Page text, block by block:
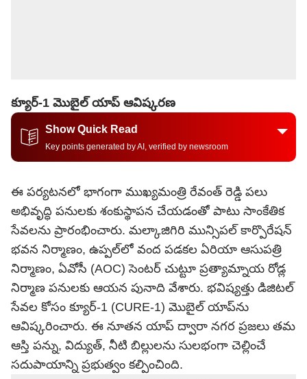
క్యూర్-1 మొబైల్ యాప్‌ ఆవిష్కరణ
Show Quick Read
Key points generated by AI, verified by newsroom
ఈ పర్యటనలో భాగంగా ముఖ్యమంత్రి రేవంత్ రెడ్డి పలు
అభివృద్ధి పనులకు శంకుస్థాపన చేయడంతో పాటు సాంకేతిక
సేవలను ప్రారంభించారు. మల్కాజిగిరి మున్సిపల్ కార్పొరేషన్
భవన నిర్మాణం, ఉప్పల్‌లో వంద పడకల ఏరియా ఆసుపత్రి
నిర్మాణం, ఏవోసీ (AOC) సెంటర్ చుట్టూ ప్రత్యామ్నాయ రోడ్ల
నిర్మాణ పనులకు ఆయన పునాది వేశారు. భవిష్యత్తు డిజిటల్
సేవల కోసం క్యూర్-1 (CURE-1) మొబైల్ యాప్‌ను
ఆవిష్కరించారు. ఈ నూతన యాప్ ద్వారా నగర ప్రజలు తమ
ఆస్తి పన్ను, విద్యుత్, నీటి బిల్లులను సులభంగా చెల్లించే
సదుపాయాన్ని ప్రభుత్వం కల్పించింది.